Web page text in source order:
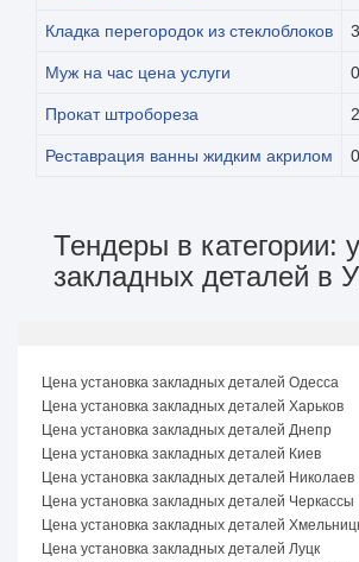
Кладка перегородок из стеклоблоков
Муж на час цена услуги
Прокат штробореза
Реставрация ванны жидким акрилом
Тендеры в категории:
закладных деталей в
Цена установка закладных деталей Одесса
Цена установка закладных деталей Харьков
Цена установка закладных деталей Днепр
Цена установка закладных деталей Киев
Цена установка закладных деталей Николаев
Цена установка закладных деталей Черкассы
Цена установка закладных деталей
Цена установка закладных деталей Луцк